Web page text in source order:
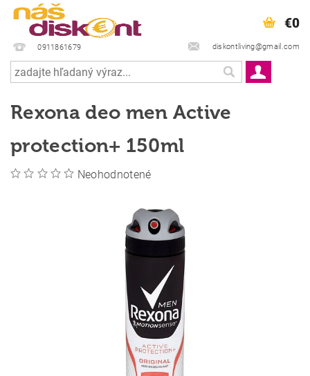
0911861679 diskontliving@gmail.com
€0
Rexona deo men Active
protection+ 150ml
Neohodnotené